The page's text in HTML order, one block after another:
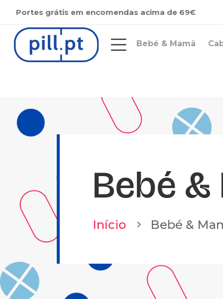
Portes grátis em encomendas acima de 69€
Bebé & Mamã
Bebé &
Início Bebé &